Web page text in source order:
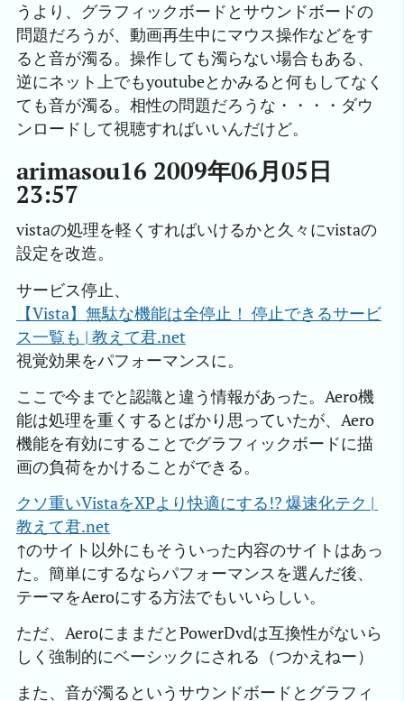
うより、グラフィックボードとサウンドボードの
問題だろうが、動画再生中にマウス操作などをす
ると音が濁る。操作しても濁らない場合もある、
逆にネット上でもyoutubeとかみると何もしてなく
ても音が濁る。相性の問題だろうな・・・・ダウ
ンロードして視聴すればいいんだけど。
arimasou16 2009年06月05日
23:57
vistaの処理を軽くすればいけるかと久々にvistaの
設定を改造。
サービス停止、
【Vista】無駄な機能は全停止！ 停止できるサービ
ス一覧も | 教えて君.net
視覚効果をパフォーマンスに。
ここで今までと認識と違う情報があった。Aero機
能は処理を重くするとばかり思っていたが、Aero
機能を有効にすることでグラフィックボードに描
画の負荷をかけることができる。
クソ重いVistaをXPより快適にする!? 爆速化テク |
教えて君.net
↑のサイト以外にもそういった内容のサイトはあっ
た。簡単にするならパフォーマンスを選んだ後、
テーマをAeroにする方法でもいいらしい。
ただ、AeroにままだとPowerDvdは互換性がないら
しく強制的にベーシックにされる（つかえねー）
また、音が濁るというサウンドボードとグラフィ